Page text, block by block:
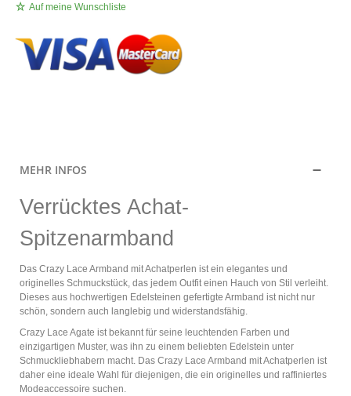
Auf meine Wunschliste
MEHR INFOS
Verrücktes Achat-
Spitzenarmband
Das Crazy Lace Armband mit Achatperlen ist ein elegantes und
originelles Schmuckstück, das jedem Outfit einen Hauch von Stil verleiht.
Dieses aus hochwertigen Edelsteinen gefertigte Armband ist nicht nur
schön, sondern auch langlebig und widerstandsfähig.
Crazy Lace Agate ist bekannt für seine leuchtenden Farben und
einzigartigen Muster, was ihn zu einem beliebten Edelstein unter
Schmuckliebhabern macht. Das Crazy Lace Armband mit Achatperlen ist
daher eine ideale Wahl für diejenigen, die ein originelles und raffiniertes
Modeaccessoire suchen.